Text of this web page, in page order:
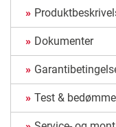
Dokumenter
Test &